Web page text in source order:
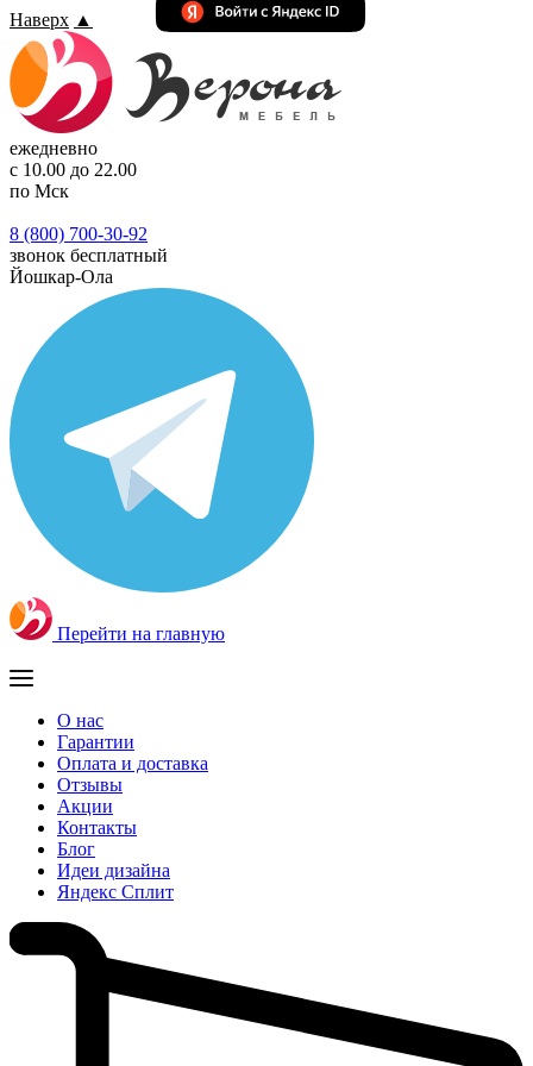
Наверх ▲
ежедневно
с 10.00 до 22.00
по Мск
8 (800) 700-30-92
звонок бесплатный
Йошкар-Ола
Перейти на главную
О нас
Гарантии
Оплата и доставка
Отзывы
Акции
Контакты
Блог
Идеи дизайна
Яндекс Сплит